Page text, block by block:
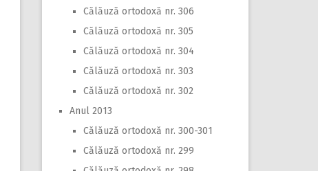
Călăuză ortodoxă nr. 306
Călăuză ortodoxă nr. 305
Călăuză ortodoxă nr. 304
Călăuză ortodoxă nr. 303
Călăuză ortodoxă nr. 302
Anul 2013
Călăuză ortodoxă nr. 300-301
Călăuză ortodoxă nr. 299